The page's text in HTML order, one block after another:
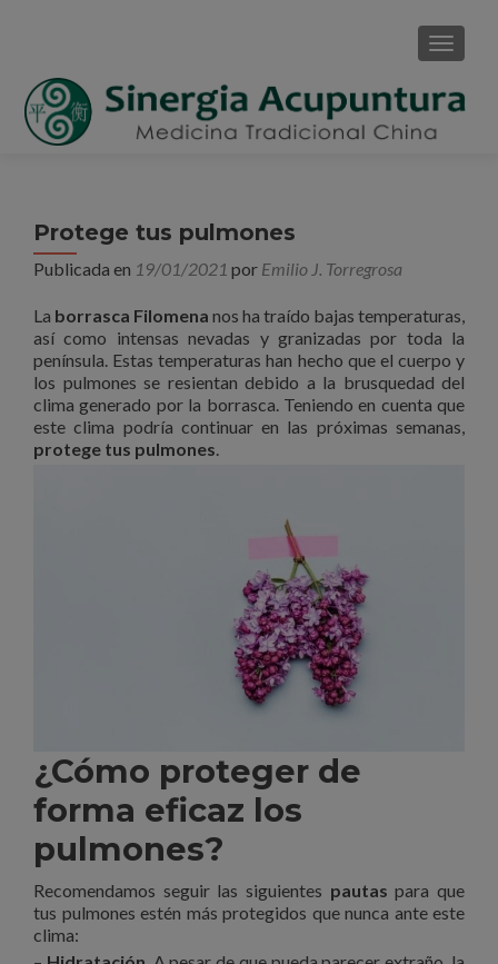
Protege tus pulmones
Publicada en 19/01/2021 por Emilio J. Torregrosa
La borrasca Filomena nos ha traído bajas temperaturas,
así como intensas nevadas y granizadas por toda la
península. Estas temperaturas han hecho que el cuerpo y
los pulmones se resientan debido a la brusquedad del
clima generado por la borrasca. Teniendo en cuenta que
este clima podría continuar en las próximas semanas,
protege tus pulmones
¿Cómo proteger de
forma eficaz los
pulmones?
Recomendamos seguir las siguientes pautas para que
tus pulmones estén más protegidos que nunca ante este
clima: